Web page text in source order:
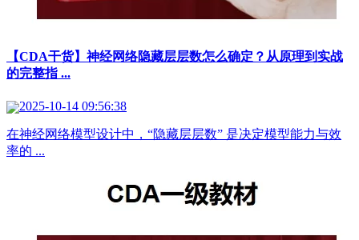
【CDA干货】神经网络隐藏层层数怎么确定？从原理到实战
的完整指 ...
2025-10-14 09:56:38
在神经网络模型设计中，“隐藏层层数” 是决定模型能力与效
率的 ...